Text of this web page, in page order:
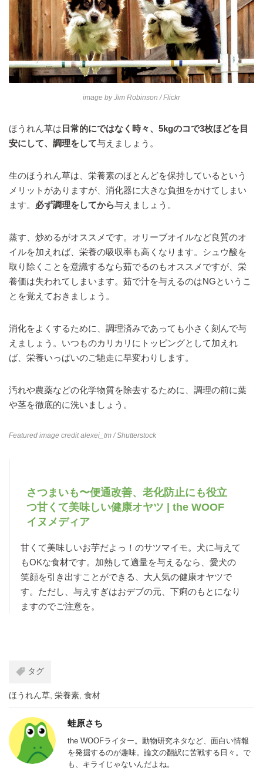
image byJim Robinson / Flickr
ほうれん草は 日常的にではなく時々、5kgのコで3枚ほどを目
安にして、調理をして与えましょう。
生のほうれん草は、栄養素のほとんどを保持しているという
メリットがありますが、消化器に大きな負担をかけてしまい
ます。 必ず調理をしてから与えましょう。
蒸す、炒めるがオススメです。オリーブオイルなど良質のオ
イルを加えれば、栄養の吸収率も高くなります。シュウ酸を
取り除くことを意識するなら茹でるのもオススメですが、栄
養価は失われてしまいます。茹で汁を与えるのはNGというこ
とを覚えておきましょう。
消化をよくするために、調理済みであっても小さく刻んで与
えましょう。いつものカリカリにトッピングとして加えれ
ば、栄養いっぱいのご馳走に早変わりします。
汚れや農薬などの化学物質を除去するために、調理の前に葉
や茎を徹底的に洗いましょう。
Featured image creditalexei_tm / Shutterstock
さつまいも〜便通改善、老化防止にも役立
つ甘くて美味しい健康オヤツ | the WOOF
イヌメディア
甘くて美味しいお芋だよっ！のサツマイモ。犬に与えて
もOKな食材です。加熱して適量を与えるなら、愛犬の
笑顔を引き出すことができる、大人気の健康オヤツで
す。ただし、与えすぎはおデブの元、下痢のもとになり
ますのでご注意を。
タグ
ほうれん草 栄養素 食材
蛙原さち
the WOOFライター。動物研究ネタなど、面白い情報
を発掘するのが趣味。論文の翻訳に苦戦する日々。で
も、キライじゃないんだよね。